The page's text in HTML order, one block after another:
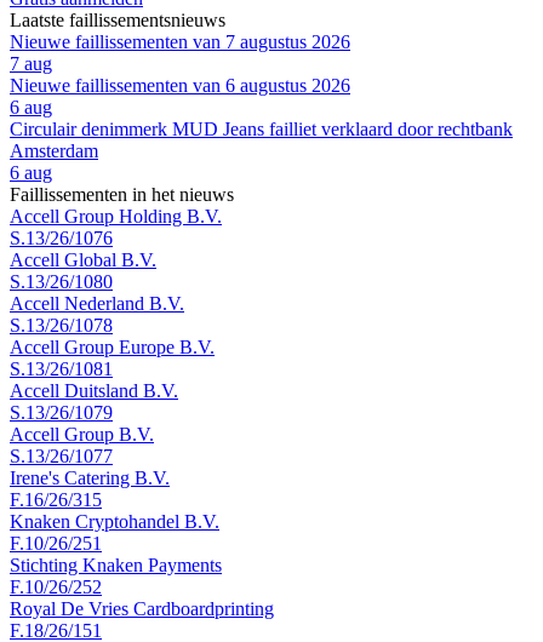
Laatste faillissementsnieuws
Nieuwe faillissementen van 7 augustus 2026
7 aug
Nieuwe faillissementen van 6 augustus 2026
6 aug
Circulair denimmerk MUD Jeans failliet verklaard door rechtbank
Amsterdam
6 aug
Faillissementen in het nieuws
Accell Group Holding B.V.
S.13/26/1076
Accell Global B.V.
S.13/26/1080
Accell Nederland B.V.
S.13/26/1078
Accell Group Europe B.V.
S.13/26/1081
Accell Duitsland B.V.
S.13/26/1079
Accell Group B.V.
S.13/26/1077
Irene's Catering B.V.
F.16/26/315
Knaken Cryptohandel B.V.
F.10/26/251
Stichting Knaken Payments
F.10/26/252
Royal De Vries Cardboardprinting
F.18/26/151